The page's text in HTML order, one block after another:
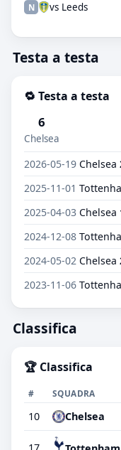
N vs Leeds
Testa a testa
🔁 Testa a testa
6
Chelsea
2026-05-19 Chelsea
2025-11-01
2025-04-03 Chelsea
2024-12-08
2024-05-02 Chelsea
2023-11-06
Classifica
🏆 Classifica
# SQUADRA
10 Chelsea